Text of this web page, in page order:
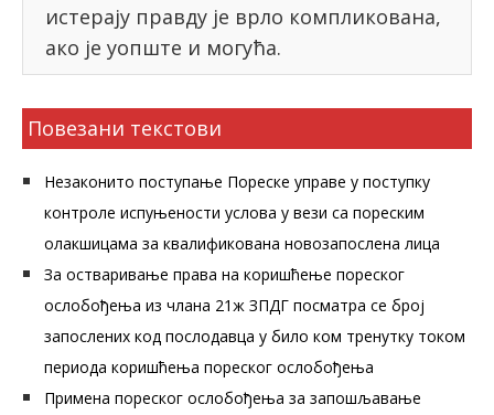
истерају правду је врло компликована,
ако је уопште и могућа.
Повезани текстови
Незаконито поступање Пореске управе у поступку
контроле испуњености услова у вези са пореским
олакшицама за квалификована новозапослена лица
За остваривање права на коришћење пореског
ослобођења из члана 21ж ЗПДГ посматра се број
запослених код послодавца у било ком тренутку током
периода коришћења пореског ослобођења
Примена пореског ослобођења за запошљавање